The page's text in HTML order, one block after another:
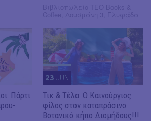
Πάρτι
23 JUN
Τικ & Τέλα: Ο Καινούργιος
φίλος στον καταπράσινο
Βοτανικό κήπο Διομήδους!!!